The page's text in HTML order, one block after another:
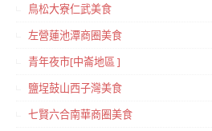
鳥松大寮仁武美食
左營蓮池潭商圈美食
青年夜市[中崙地區 ]
鹽埕鼓山西子灣美食
七賢六合南華商圈美食